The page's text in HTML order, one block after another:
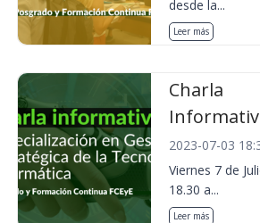
desde la...
Leer más
Charla
2023-07-03
Viernes 7 de
18.30 a...
Leer más